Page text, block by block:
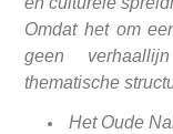
Omdat het om
geen
thematische
Het Oude